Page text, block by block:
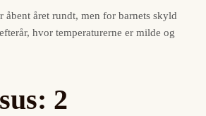
åbent året rundt, men for barnets skyld
hvor temperaturerne er milde og
2